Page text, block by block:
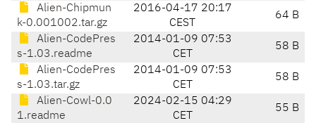
Alien-Chipmun
k-0.001002.tar.gz
2016-04-17 20:17
CEST
64 B
Alien-CodePres
s-1.03.readme
2014-01-09 07:53
CET
58 B
Alien-CodePres
s-1.03.tar.gz
2014-01-09 07:53
CET
58 B
Alien-Cowl-0.0
1.readme
2024-02-15 04:29
CET
55 B